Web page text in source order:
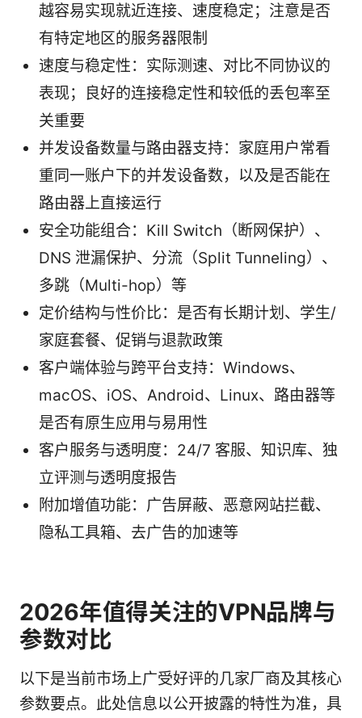
越容易实现就近连接、速度稳定；注意是否
有特定地区的服务器限制
速度与稳定性：实际测速、对比不同协议的
表现；良好的连接稳定性和较低的丢包率至
关重要
并发设备数量与路由器支持：家庭用户常看
重同一账户下的并发设备数，以及是否能在
路由器上直接运行
安全功能组合：Kill Switch（断网保护）、
DNS 泄漏保护、分流（Split Tunneling）、
多跳（Multi-hop）等
定价结构与性价比：是否有长期计划、学生/
家庭套餐、促销与退款政策
客户端体验与跨平台支持：Windows、
macOS、iOS、Android、Linux、路由器等
是否有原生应用与易用性
客户服务与透明度：24/7 客服、知识库、独
立评测与透明度报告
附加增值功能：广告屏蔽、恶意网站拦截、
隐私工具箱、去广告的加速等
2026年值得关注的VPN品牌与
参数对比
以下是当前市场上广受好评的几家厂商及其核心
参数要点。此处信息以公开披露的特性为准，具